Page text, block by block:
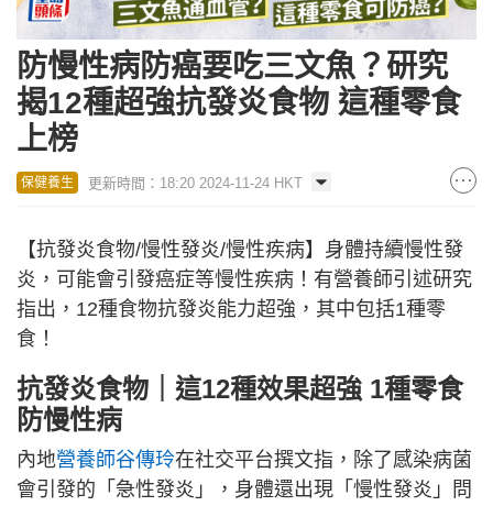
防慢性病防癌要吃三文魚？研究
揭12種超強抗發炎食物 這種零食
上榜
保健養生 更新時間：18:20 2024-11-24 HKT
【抗發炎食物/慢性發炎/慢性疾病】身體持續慢性發
炎，可能會引發癌症等慢性疾病！有營養師引述研究
指出，12種食物抗發炎能力超強，其中包括1種零
食！
抗發炎食物｜這12種效果超強 1種零食
防慢性病
內地營養師谷傳玲在社交平台撰文指，除了感染病菌
會引發的「急性發炎」，身體還出現「慢性發炎」問